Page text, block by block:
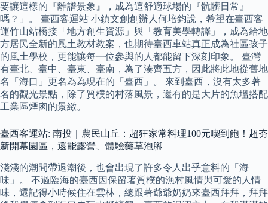
要讓這樣的『離譜景象』，成為這舒適球場的『骯髒日常』
嗎？」。 臺西客運站 小鎮文創創辦人何培鈞說，希望在臺西客
運竹山站橋接「地方創生資源」與「教育美學轉譯」，成為給地
方居民全新的風土教材教案，也期待臺西車站真正成為社區孩子
的風土學校，更能讓每一位參與的人都能留下深刻印象。 臺灣
有臺北、臺中、臺東、臺南，為了湊齊五方，因此將此地從舊地
名「海口」更名為為現在的「臺西」。 來到臺西，沒有太多著
名的觀光景點，除了質樸的村落風景，還有的是大片的魚塭搭配
工業區煙囪的景緻。
臺西客運站: 南投｜農民山丘：超狂家常料理100元喫到飽！超夯
新開幕園區，還能露營、體驗藥草泡腳
淺淺的潮間帶退潮後，也會出現了許多令人出乎意料的「海
味」。 不過臨海的臺西因保留著質樸的漁村風情與可愛的人情
味，還記得小時候住在雲林，總跟著爺爺奶奶來臺西拜拜，拜拜